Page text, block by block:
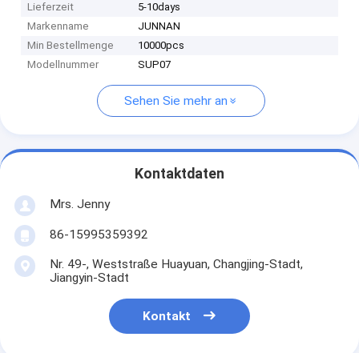
Lieferzeit
5-10days
Markenname
JUNNAN
Min Bestellmenge
10000pcs
Modellnummer
SUP07
Sehen Sie mehr an
Kontaktdaten
Mrs. Jenny
86-15995359392
Nr. 49-, Weststraße Huayuan, Changjing-Stadt,
Jiangyin-Stadt
Kontakt